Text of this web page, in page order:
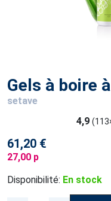
Gels à boire
setave
4,9
61,20 €
27,00 p
Disponibilité: En stock